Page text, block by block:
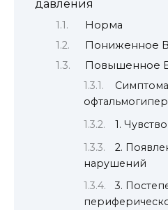
давления
Норма
Пониженное
Повышенное
1.
2.
нарушений
3.